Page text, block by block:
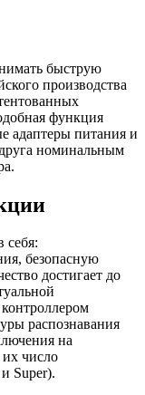
быструю
производства
функция
адаптеры питания и
номинальным
себя:
безопасную
достигает до
распознавания
на
число
Super).